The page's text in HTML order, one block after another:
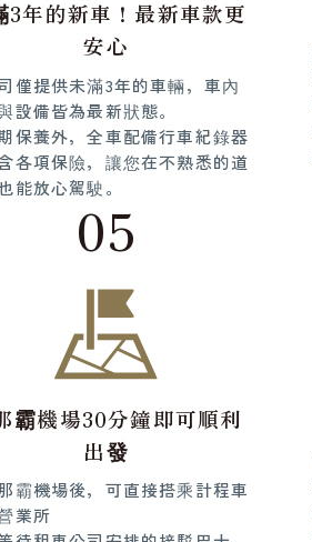
3年的新車！最新車款更
安心
僅提供未滿3年的車輛，車內
設備皆為最新狀態。
保養外，全車配備行車紀錄器
各項保險，讓您在不熟悉的道
能放心駕駛。
05
霸機場30分鐘即可順利
出發
霸機場後，可直接搭乘計程車
業所